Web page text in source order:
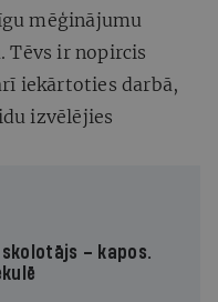
mēģinājumu
Tēvs ir nopircis
iekārtoties darbā,
izvēlējies
– kapos.